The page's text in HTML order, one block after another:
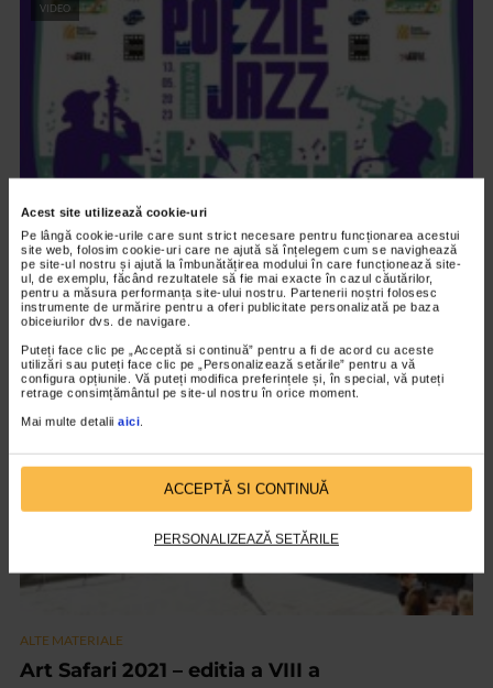
Acest site utilizează cookie-uri
Pe lângă cookie-urile care sunt strict necesare pentru funcționarea acestui
site web, folosim cookie-uri care ne ajută să înțelegem cum se navighează
pe site-ul nostru și ajută la îmbunătățirea modului în care funcționează site-
ul, de exemplu, făcând rezultatele să fie mai exacte în cazul căutărilor,
pentru a măsura performanța site-ului nostru. Partenerii noștri folosesc
instrumente de urmărire pentru a oferi publicitate personalizată pe baza
obiceiurilor dvs. de navigare.
Puteți face clic pe „Acceptă si continuă” pentru a fi de acord cu aceste
utilizări sau puteți face clic pe „Personalizează setările” pentru a vă
configura opțiunile. Vă puteți modifica preferințele și, în special, vă puteți
retrage consimțământul pe site-ul nostru în orice moment.
Mai multe detalii aici
ACCEPTĂ SI CONTINUĂ
PERSONALIZEAZĂ SETĂRILE
VIDEO
ALTE MATERIALE
Maratonul de Poezie si Jazz 2023
1.612 vizualizari
VIDEO
ALTE MATERIALE
Art Safari 2021 – editia a VIII a